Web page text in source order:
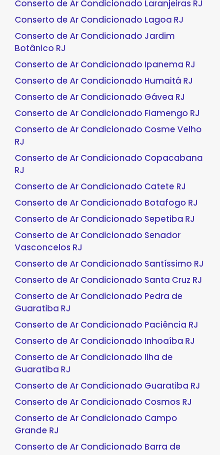
Conserto de Ar Condicionado Laranjeiras RJ
Conserto de Ar Condicionado Lagoa RJ
Conserto de Ar Condicionado Jardim
Botânico RJ
Conserto de Ar Condicionado Ipanema RJ
Conserto de Ar Condicionado Humaitá RJ
Conserto de Ar Condicionado Gávea RJ
Conserto de Ar Condicionado Flamengo RJ
Conserto de Ar Condicionado Cosme Velho
RJ
Conserto de Ar Condicionado Copacabana
RJ
Conserto de Ar Condicionado Catete RJ
Conserto de Ar Condicionado Botafogo RJ
Conserto de Ar Condicionado Sepetiba RJ
Conserto de Ar Condicionado Senador
Vasconcelos RJ
Conserto de Ar Condicionado Santíssimo RJ
Conserto de Ar Condicionado Santa Cruz RJ
Conserto de Ar Condicionado Pedra de
Guaratiba RJ
Conserto de Ar Condicionado Paciência RJ
Conserto de Ar Condicionado Inhoaíba RJ
Conserto de Ar Condicionado Ilha de
Guaratiba RJ
Conserto de Ar Condicionado Guaratiba RJ
Conserto de Ar Condicionado Cosmos RJ
Conserto de Ar Condicionado Campo
Grande RJ
Conserto de Ar Condicionado Barra de